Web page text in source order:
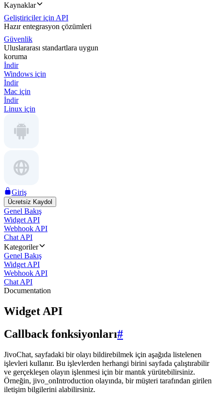
Kaynaklar
Geliştiriciler için API
Hazır entegrasyon çözümleri
Güvenlik
Uluslararası standartlara uygun
koruma
İndir
Windows için
İndir
Mac için
İndir
Linux için
Giriş
Ücretsiz Kaydol
Genel Bakış
Widget API
Webhook API
Chat API
Kategoriler
Genel Bakış
Widget API
Webhook API
Chat API
Documentation
Widget API
Callback fonksiyonları#
JivoChat, sayfadaki bir olayı bildirebilmek için aşağıda listelenen
işlevleri kullanır. Bu işlevlerden herhangi birini sayfada çalıştırabilir
ve gerçekleşen olayın işlenmesi için bir mantık yürütebilirsiniz.
Örneğin, jivo_onIntroduction olayında, bir müşteri tarafından girilen
iletişim bilgilerini alabilirsiniz.